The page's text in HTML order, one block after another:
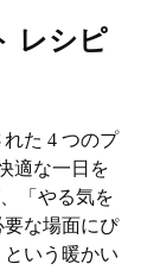
レシピ
た 4 つのプ
適な一日を
「やる気を
な場面にぴ
いう暖かい